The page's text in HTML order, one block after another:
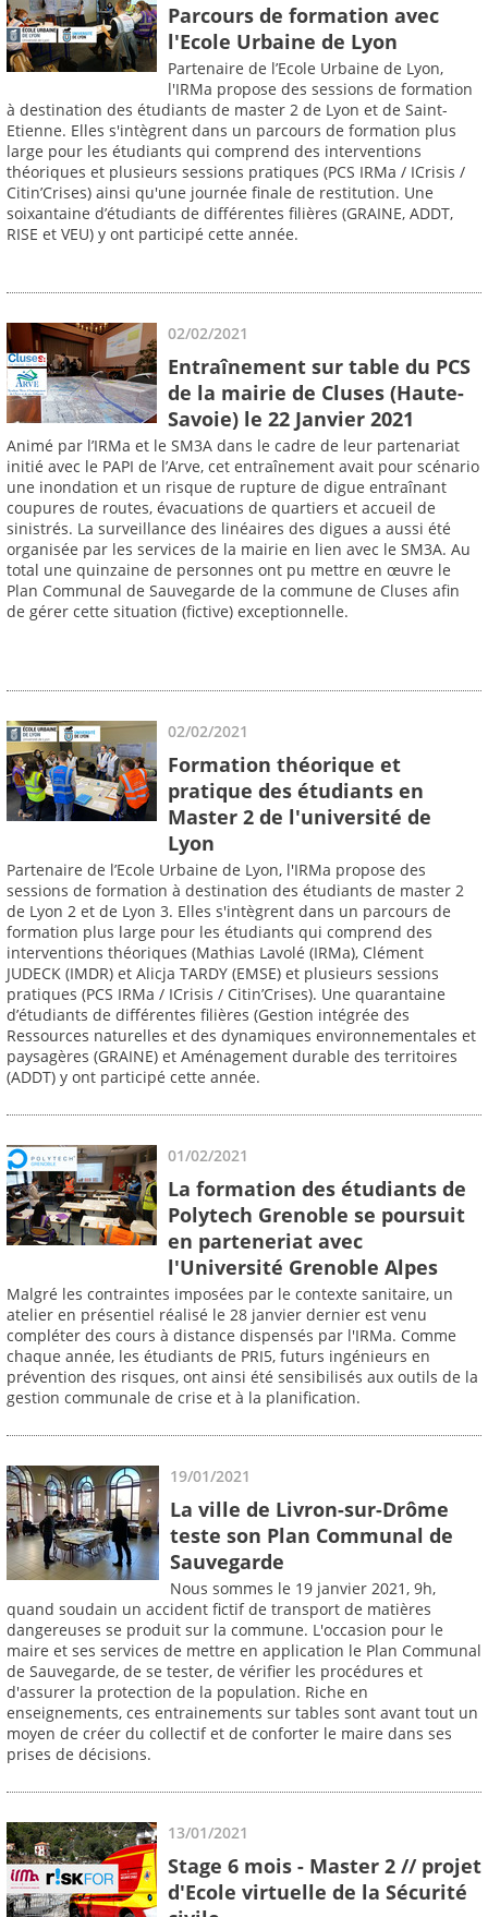
Parcours de formation avec
l'Ecole Urbaine de Lyon
Partenaire de l’Ecole Urbaine de Lyon,
l'IRMa propose des sessions de formation
à destination des étudiants de master 2 de Lyon et de Saint-
Etienne. Elles s'intègrent dans un parcours de formation plus
large pour les étudiants qui comprend des interventions
théoriques et plusieurs sessions pratiques (PCS IRMa / ICrisis /
Citin’Crises) ainsi qu'une journée finale de restitution. Une
soixantaine d’étudiants de différentes filières (GRAINE, ADDT,
RISE et VEU) y ont participé cette année.
02/02/2021
Entraînement sur table du PCS
de la mairie de Cluses (Haute-
Savoie) le 22 Janvier 2021
Animé par l’IRMa et le SM3A dans le cadre de leur partenariat
initié avec le PAPI de l’Arve, cet entraînement avait pour scénario
une inondation et un risque de rupture de digue entraînant
coupures de routes, évacuations de quartiers et accueil de
sinistrés. La surveillance des linéaires des digues a aussi été
organisée par les services de la mairie en lien avec le SM3A. Au
total une quinzaine de personnes ont pu mettre en œuvre le
Plan Communal de Sauvegarde de la commune de Cluses afin
de gérer cette situation (fictive) exceptionnelle.
02/02/2021
Formation théorique et
pratique des étudiants en
Master 2 de l'université de
Lyon
Partenaire de l’Ecole Urbaine de Lyon, l'IRMa propose des
sessions de formation à destination des étudiants de master 2
de Lyon 2 et de Lyon 3. Elles s'intègrent dans un parcours de
formation plus large pour les étudiants qui comprend des
interventions théoriques (Mathias Lavolé (IRMa), Clément
JUDECK (IMDR) et Alicja TARDY (EMSE) et plusieurs sessions
pratiques (PCS IRMa / ICrisis / Citin’Crises). Une quarantaine
d’étudiants de différentes filières (Gestion intégrée des
Ressources naturelles et des dynamiques environnementales et
paysagères (GRAINE) et Aménagement durable des territoires
(ADDT) y ont participé cette année.
01/02/2021
La formation des étudiants de
Polytech Grenoble se poursuit
en parteneriat avec
l'Université Grenoble Alpes
Malgré les contraintes imposées par le contexte sanitaire, un
atelier en présentiel réalisé le 28 janvier dernier est venu
compléter des cours à distance dispensés par l'IRMa. Comme
chaque année, les étudiants de PRI5, futurs ingénieurs en
prévention des risques, ont ainsi été sensibilisés aux outils de la
gestion communale de crise et à la planification.
19/01/2021
La ville de Livron-sur-Drôme
teste son Plan Communal de
Sauvegarde
Nous sommes le 19 janvier 2021, 9h,
quand soudain un accident fictif de transport de matières
dangereuses se produit sur la commune. L'occasion pour le
maire et ses services de mettre en application le Plan Communal
de Sauvegarde, de se tester, de vérifier les procédures et
d'assurer la protection de la population. Riche en
enseignements, ces entrainements sur tables sont avant tout un
moyen de créer du collectif et de conforter le maire dans ses
prises de décisions.
13/01/2021
Stage 6 mois - Master 2 // projet
d'Ecole virtuelle de la Sécurité